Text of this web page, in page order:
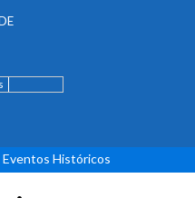
Eventos Históricos